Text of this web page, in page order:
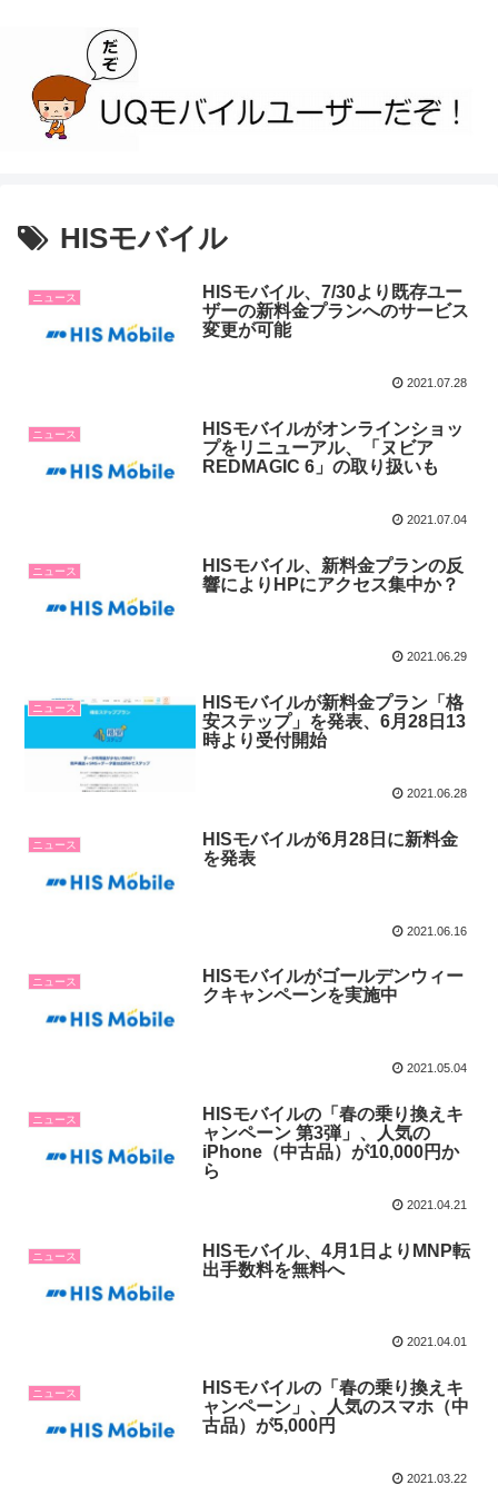
HISモバイル
ニュース
HISモバイル、7/30より既存ユー
ザーの新料金プランへのサービス
変更が可能
2021.07.28
ニュース
HISモバイルがオンラインショッ
プをリニューアル、「ヌビア
REDMAGIC 6」の取り扱いも
2021.07.04
ニュース
HISモバイル、新料金プランの反
響によりHPにアクセス集中か？
2021.06.29
ニュース
HISモバイルが新料金プラン「格
安ステップ」を発表、6月28日13
時より受付開始
2021.06.28
ニュース
HISモバイルが6月28日に新料金
を発表
2021.06.16
ニュース
HISモバイルがゴールデンウィー
クキャンペーンを実施中
2021.05.04
ニュース
HISモバイルの「春の乗り換えキ
ャンペーン 第3弾」、人気の
iPhone（中古品）が10,000円か
ら
2021.04.21
ニュース
HISモバイル、4月1日よりMNP転
出手数料を無料へ
2021.04.01
ニュース
HISモバイルの「春の乗り換えキ
ャンペーン」、人気のスマホ（中
古品）が5,000円
2021.03.22